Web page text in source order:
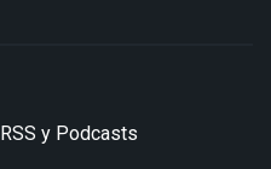
RSS y Podcasts